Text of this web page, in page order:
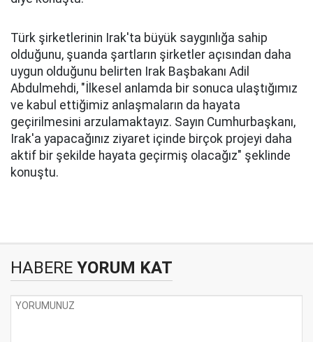
Türk şirketlerinin Irak'ta büyük saygınlığa sahip
olduğunu, şuanda şartların şirketler açısından daha
uygun olduğunu belirten Irak Başbakanı Adil
Abdulmehdi, "İlkesel anlamda bir sonuca ulaştığımız
ve kabul ettiğimiz anlaşmaların da hayata
geçirilmesini arzulamaktayız. Sayın Cumhurbaşkanı,
Irak'a yapacağınız ziyaret içinde birçok projeyi daha
aktif bir şekilde hayata geçirmiş olacağız" şeklinde
konuştu.
HABERE YORUM KAT